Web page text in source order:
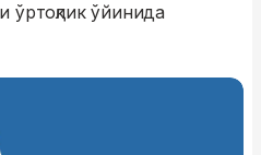
ўртоқлик ўйинида